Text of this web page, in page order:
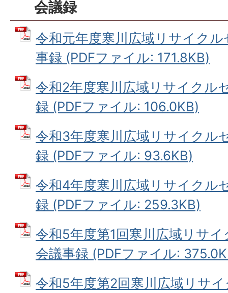
会議録
令和元年度寒川広域リサイク
事録 (PDFファイル: 171.8KB)
令和2年度寒川広域リサイクル
録 (PDFファイル: 106.0KB)
令和3年度寒川広域リサイクル
録 (PDFファイル: 93.6KB)
令和4年度寒川広域リサイクル
録 (PDFファイル: 259.3KB)
令和5年度第1回寒川広域リサ
会議事録 (PDFファイル:
令和5年度第2回寒川広域リサ